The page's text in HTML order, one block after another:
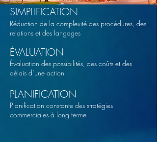
SIMPLIFICATION
Réduction de la complexité des procédures, des
relations et des langages
ÉVALUATION
Évaluation des possibilités, des coûts et des
délais d’une action
PLANIFICATION
Planification constante des stratégies
commerciales à long terme